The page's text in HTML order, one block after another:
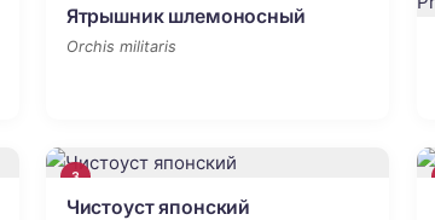
Ятрышник шлемоносный
Orchis militaris
3
Чистоуст японский